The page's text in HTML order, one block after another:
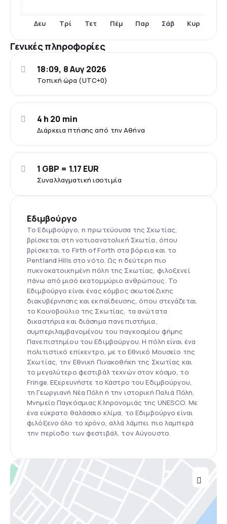
Δευ Τρί Τετ Πέμ Παρ Σάβ Κυρ
Γενικές πληροφορίες
Τοπική ώρα (UTC+0)
18:09, 8 Αυγ 2026
Διάρκεια πτήσης από την Αθήνα
4 h 20 min
Συναλλαγματική ισοτιμία
1 GBP = 1.17 EUR
Εδιμβούργο
Το Εδιμβούργο, η πρωτεύουσα της Σκωτίας,
βρίσκεται στη νοτιοανατολική Σκωτία, όπου
βρίσκεται το Firth of Forth στα βόρεια και το
Pentland Hills στο νότο. Ως η δεύτερη πιο
πυκνοκατοικημένη πόλη της Σκωτίας, φιλοξενεί
πάνω από μισό εκατομμύριο ανθρώπους. Το
Εδιμβούργο είναι ένας κόμβος σκωτσέζικης
διακυβέρνησης και εκπαίδευσης, όπου στεγάζεται
το Κοινοβούλιο της Σκωτίας, τα ανώτατα
δικαστήρια και διάσημα πανεπιστήμια,
συμπεριλαμβανομένου του παγκοσμίου φήμης
Πανεπιστημίου του Εδιμβούργου. Η πόλη είναι ένα
πολιτιστικό επίκεντρο, με το Εθνικό Μουσείο της
Σκωτίας, την Εθνική Πινακοθήκη της Σκωτίας και
το μεγαλύτερο φεστιβάλ τεχνών στον κόσμο, το
Fringe. Εξερευνήστε το Κάστρο του Εδιμβούργου,
τη Γεωργιανή Νέα Πόλη ή την ιστορική Παλιά Πόλη,
Μνημείο Παγκόσμιας Κληρονομιάς της UNESCO. Με
ένα εύκρατο θαλάσσιο κλίμα, το Εδιμβούργο είναι
φιλόξενο όλο το χρόνο, αλλά λάμπει πιο λαμπερά
την περίοδο των φεστιβάλ, τον Αύγουστο.